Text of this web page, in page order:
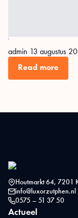
admin 13 augustus
Read more
Houtmarkt 64, 7201
info@luxorzutphen.nl
0575 – 51 37 50
Actueel